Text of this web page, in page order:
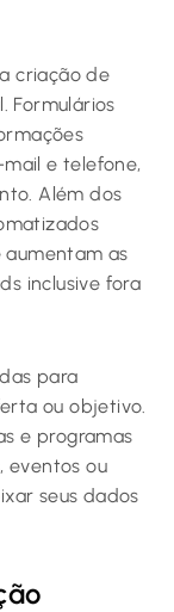
criação de
Formulários
e telefone,
Além dos
as
inclusive fora
para
ou objetivo.
e programas
eventos ou
seus dados